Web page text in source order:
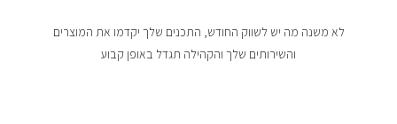
לא משנה מה יש לשווק החודש, התכנים שלך יקדמו את המוצרים
והשירותים שלך והקהילה תגדל באופן קבוע